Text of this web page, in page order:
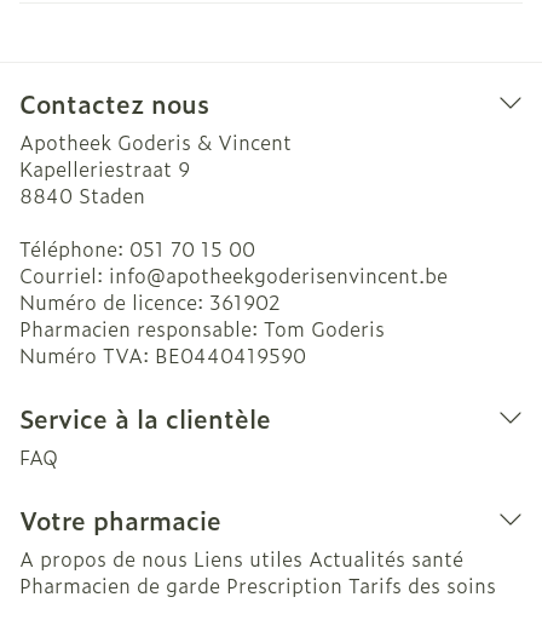
Contactez nous
Apotheek Goderis & Vincent
Kapelleriestraat 9
8840 Staden
Téléphone: 051 70 15 00
Courriel: info@apotheekgoderisenvincent.be
Numéro de licence: 361902
Pharmacien responsable: Tom Goderis
Numéro TVA: BE0440419590
Service à la clientèle
FAQ
Votre pharmacie
A propos de nous Liens utiles Actualités santé
Pharmacien de garde Prescription Tarifs des soins